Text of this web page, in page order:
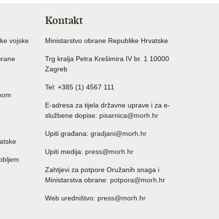
vojske
Kontakt
Ministarstvo obrane Republike Hrvatske
Trg kralja Petra Krešimira IV br. 1 10000
Zagreb
Tel: +385 (1) 4567 111
E-adresa za tijela državne uprave i za e-
službene dopise: pisarnica@morh.hr
Upiti građana: gradjani@morh.hr
Upiti medija: press@morh.hr
Zahtjevi za potpore Oružanih snaga i
Ministarstva obrane: potpora@morh.hr
Web uredništvo: press@morh.hr